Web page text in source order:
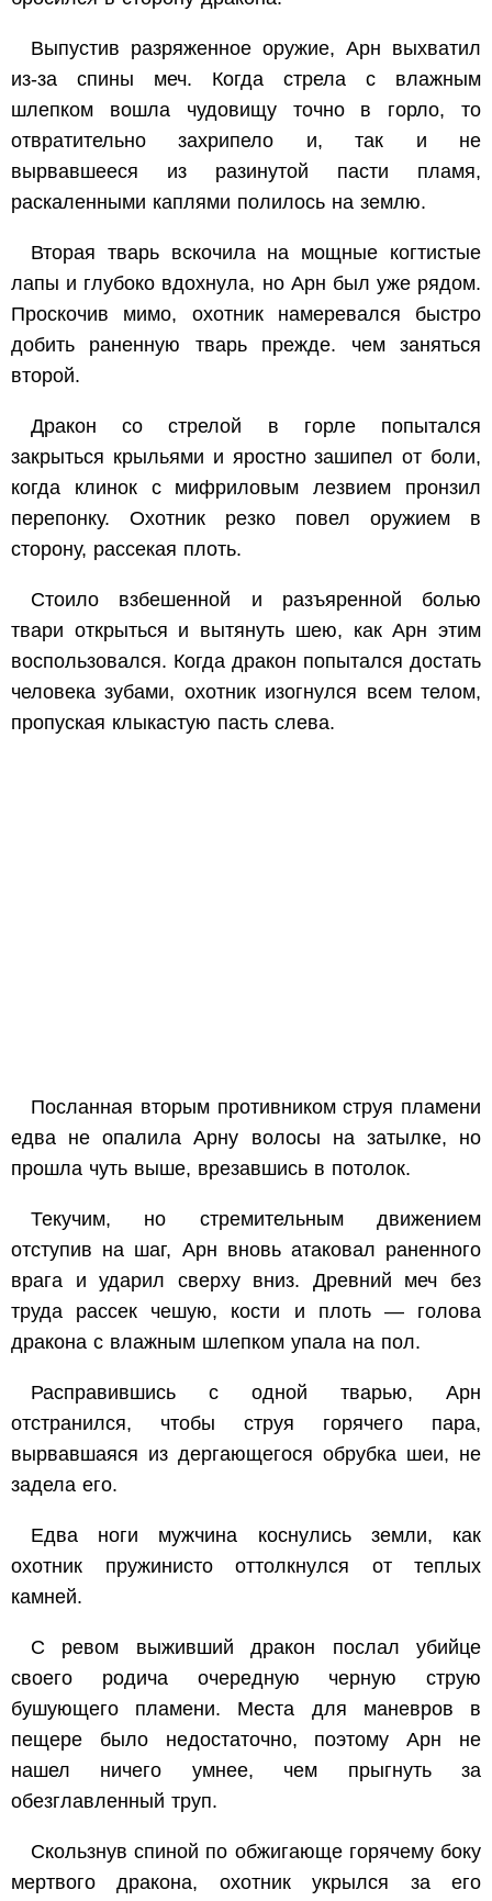
Выпустив разряженное оружие, Арн выхватил
из-за спины меч. Когда стрела с влажным
шлепком вошла чудовищу точно в горло, то
отвратительно захрипело и, так и не
вырвавшееся из разинутой пасти пламя,
раскаленными каплями полилось на землю.
Вторая тварь вскочила на мощные когтистые
лапы и глубоко вдохнула, но Арн был уже рядом.
Проскочив мимо, охотник намеревался быстро
добить раненную тварь прежде. чем заняться
второй.
Дракон со стрелой в горле попытался
закрыться крыльями и яростно зашипел от боли,
когда клинок с мифриловым лезвием пронзил
перепонку. Охотник резко повел оружием в
сторону, рассекая плоть.
Стоило взбешенной и разъяренной болью
твари открыться и вытянуть шею, как Арн этим
воспользовался. Когда дракон попытался достать
человека зубами, охотник изогнулся всем телом,
пропуская клыкастую пасть слева.
Посланная вторым противником струя пламени
едва не опалила Арну волосы на затылке, но
прошла чуть выше, врезавшись в потолок.
Текучим, но стремительным движением
отступив на шаг, Арн вновь атаковал раненного
врага и ударил сверху вниз. Древний меч без
труда рассек чешую, кости и плоть — голова
дракона с влажным шлепком упала на пол.
Расправившись с одной тварью, Арн
отстранился, чтобы струя горячего пара,
вырвавшаяся из дергающегося обрубка шеи, не
задела его.
Едва ноги мужчина коснулись земли, как
охотник пружинисто оттолкнулся от теплых
камней.
С ревом выживший дракон послал убийце
своего родича очередную черную струю
бушующего пламени. Места для маневров в
пещере было недостаточно, поэтому Арн не
нашел ничего умнее, чем прыгнуть за
обезглавленный труп.
Скользнув спиной по обжигающе горячему боку
мертвого дракона, охотник укрылся за его